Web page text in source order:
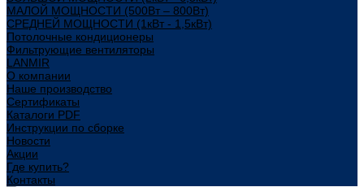
МАЛОЙ МОЩНОСТИ (500Вт – 800Вт)
СРЕДНЕЙ МОЩНОСТИ (1кВт - 1,5кВт)
Потолочные кондиционеры
Фильтрующие вентиляторы
LANMIR
О компании
Наше производство
Сертификаты
Каталоги PDF
Инструкции по сборке
Новости
Акции
Где купить?
Контакты